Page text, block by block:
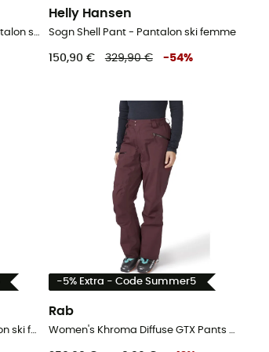
Prtlullabyos Snowpants - Pantalon ski femme
Helly Hansen
Sogn Shell Pant - Pantalon ski femme
150,90 € 329,90 € -54%
Recon Stretch Pants - Pantalon ski femme
-5% Extra - Code Summer5
Rab
Women's Khroma Diffuse GTX Pants - Pantalon ski de randonnée femme